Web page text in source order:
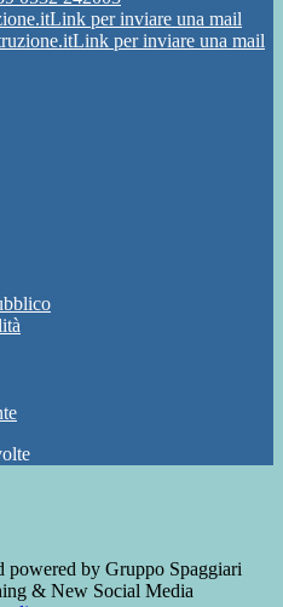
Link per inviare una mail
Link per inviare una mail
powered by Gruppo Spaggiari
& New Social Media